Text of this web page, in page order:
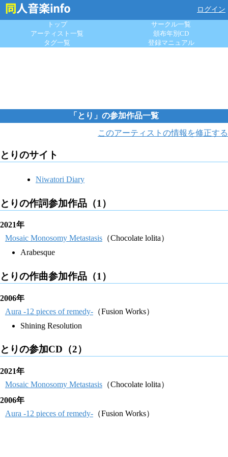
ログイン
トップ
サークル一覧
アーティスト一覧
頒布年別CD
タグ一覧
登録マニュアル
「とり」の参加作品一覧
このアーティストの情報を修正する
とりのサイト
Niwatori Diary
とりの作詞参加作品（1）
2021年
Mosaic Monosomy Metastasis （Chocolate lolita）
Arabesque
とりの作曲参加作品（1）
2006年
Aura -12 pieces of remedy- （Fusion Works）
Shining Resolution
とりの参加CD（2）
2021年
Mosaic Monosomy Metastasis （Chocolate lolita）
2006年
Aura -12 pieces of remedy- （Fusion Works）